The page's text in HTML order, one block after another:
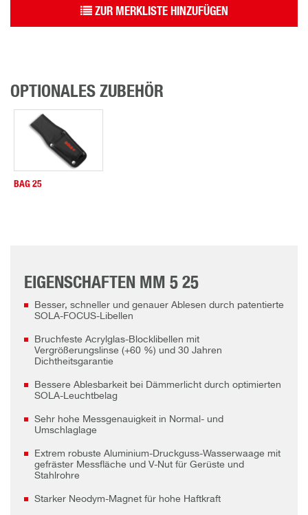
ZUR MERKLISTE HINZUFÜGEN
OPTIONALES ZUBEHÖR
BAG 25
EIGENSCHAFTEN MM 5 25
Besser, schneller und genauer Ablesen durch patentierte
SOLA-FOCUS-Libellen
Bruchfeste Acrylglas-Blocklibellen mit
Vergrößerungslinse (+60 %) und 30 Jahren
Dichtheitsgarantie
Bessere Ablesbarkeit bei Dämmerlicht durch optimierten
SOLA-Leuchtbelag
Sehr hohe Messgenauigkeit in Normal- und
Umschlaglage
Extrem robuste Aluminium-Druckguss-Wasserwaage mit
gefräster Messfläche und V-Nut für Gerüste und
Stahlrohre
Starker Neodym-Magnet für hohe Haftkraft